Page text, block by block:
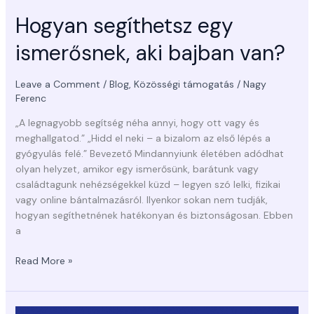
Hogyan segíthetsz egy
ismerősnek, aki bajban van?
Leave a Comment / Blog, Közösségi támogatás / Nagy
Ferenc
„A legnagyobb segítség néha annyi, hogy ott vagy és
meghallgatod.” „Hidd el neki – a bizalom az első lépés a
gyógyulás felé.” Bevezető Mindannyiunk életében adódhat
olyan helyzet, amikor egy ismerősünk, barátunk vagy
családtagunk nehézségekkel küzd – legyen szó lelki, fizikai
vagy online bántalmazásról. Ilyenkor sokan nem tudják,
hogyan segíthetnének hatékonyan és biztonságosan. Ebben
a
Read More »